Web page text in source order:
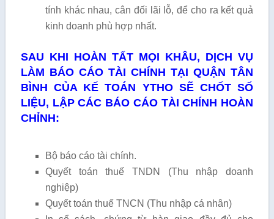
tính khác nhau, cân đối lãi lỗ, để cho ra kết quả
kinh doanh phù hợp nhất.
SAU KHI HOÀN TẤT MỌI KHÂU, DỊCH VỤ
LÀM BÁO CÁO TÀI CHÍNH TẠI QUẬN TÂN
BÌNH CỦA KẾ TOÁN YTHO SẼ CHỐT SỐ
LIỆU, LẬP CÁC BÁO CÁO TÀI CHÍNH HOÀN
CHỈNH:
Bộ báo cáo tài chính.
Quyết toán thuế TNDN (Thu nhập doanh
nghiệp)
Quyết toán thuế TNCN (Thu nhập cá nhân)